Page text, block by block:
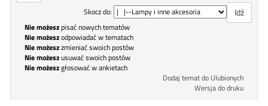
Skocz do:
Nie możeszpisać nowych tematów
Nie możeszodpowiadać w tematach
Nie możeszzmieniać swoich postów
Nie możeszusuwać swoich postów
Nie możeszgłosować w ankietach
Dodaj temat do Ulubionych
Wersja do druku